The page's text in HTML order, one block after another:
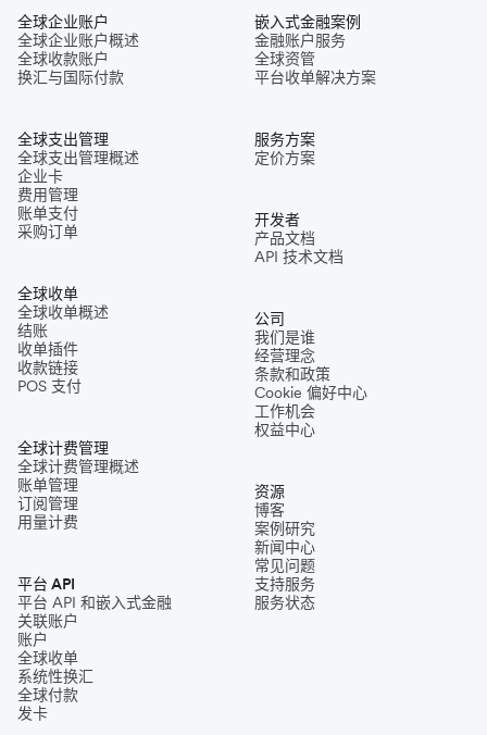
全球企业账户
全球企业账户概述
全球收款账户
换汇与国际付款
全球支出管理
全球支出管理概述
企业卡
费用管理
账单支付
采购订单
全球收单
全球收单概述
结账
收单插件
收款链接
POS 支付
全球计费管理
全球计费管理概述
账单管理
订阅管理
用量计费
平台 API
平台 API 和嵌入式金融
关联账户
账户
全球收单
系统性换汇
全球付款
发卡
嵌入式金融案例
金融账户服务
全球资管
平台收单解决方案
服务方案
定价方案
开发者
产品文档
API 技术文档
公司
我们是谁
经营理念
条款和政策
Cookie 偏好中心
工作机会
权益中心
资源
博客
案例研究
新闻中心
常见问题
支持服务
服务状态